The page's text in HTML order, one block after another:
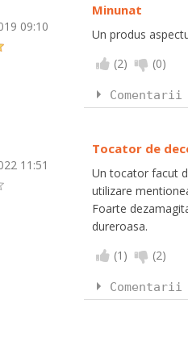
09:10
Minunat
Un produs
(2) (0)
11:51
Tocator de
Un tocator facut
utilizare
Foarte
dureroasa.
(1 ) (2)